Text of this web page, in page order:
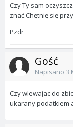
Czy Ty sam
znać.Chętnię się
Pzdr
Gość
Napisano 3
Czy wlewajac do
ukarany podatkiem